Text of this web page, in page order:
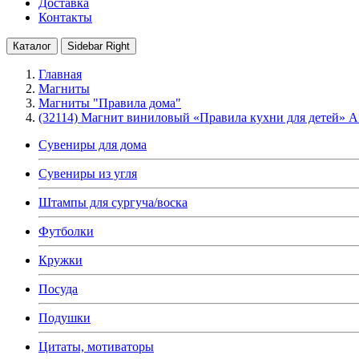
Контакты
Каталог Sidebar Right
Главная
Магниты
Магниты "Правила дома"
(32114) Магнит виниловый «Правила кухни для детей»
Сувениры для дома
Сувениры из угля
Штампы для сургуча/воска
Футболки
Кружки
Посуда
Подушки
Цитаты, мотиваторы